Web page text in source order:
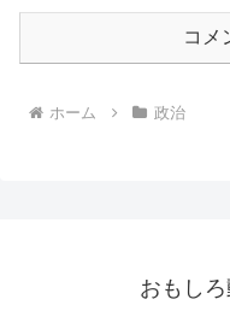
コメ
ホーム 政治
おもしろ